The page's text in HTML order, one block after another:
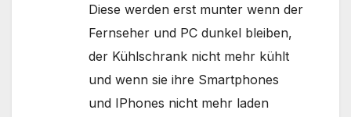
Diese werden erst munter wenn der
Fernseher und PC dunkel bleiben,
der Kühlschrank nicht mehr kühlt
und wenn sie ihre Smartphones
und IPhones nicht mehr laden